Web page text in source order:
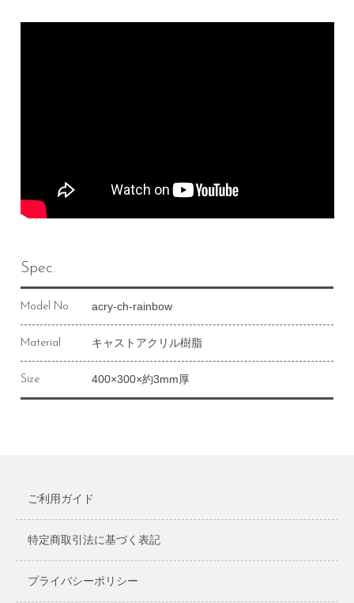
Spec.
Model No acry-ch-rainbow
Material キャストアクリル樹脂
Size 400×300×約3mm厚
ご利用ガイド
特定商取引法に基づく表記
プライバシーポリシー